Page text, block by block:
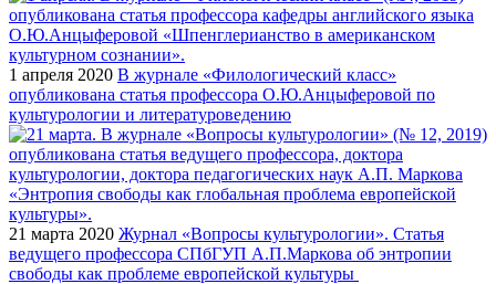
1 апреля 2020 В журнале «Филологический класс»
опубликована статья профессора О.Ю.Анцыферовой по
культурологии и литературоведению
21 марта 2020 Журнал «Вопросы культурологии». Статья
ведущего профессора СПбГУП А.П.Маркова об энтропии
свободы как проблеме европейской культуры